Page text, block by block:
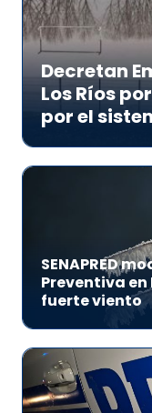
Decretan
Los Ríos
por el
SENAPRED
Preventiva en
fuerte viento